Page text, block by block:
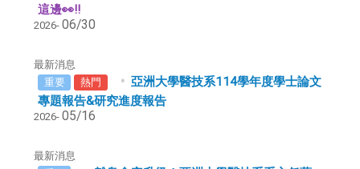
這邊👀!!
2026- 06/30
最新消息
重要
熱門
亞洲大學醫技系114學年度學士論文
專題報告&研究進度報告
2026- 05/16
最新消息